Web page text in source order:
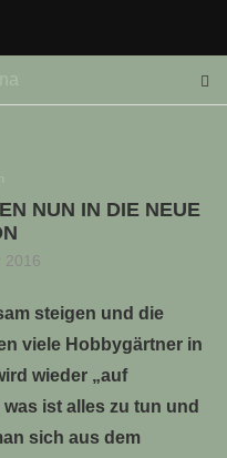
NUN IN DIE NEUE
2016
steigen und die
viele Hobbygärtner in
wieder „auf
ist alles zu tun und
sich aus dem